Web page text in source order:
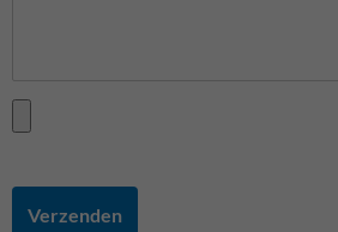
Verzenden